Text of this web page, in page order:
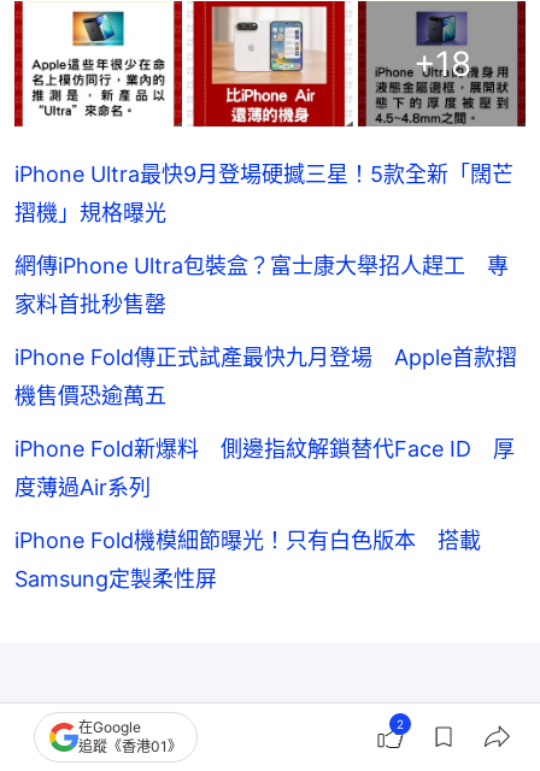
+18
iPhone Ultra最快9月登場硬撼三星！5款全新「闊芒
摺機」規格曝光
網傳iPhone Ultra包裝盒？富士康大舉招人趕工 專
家料首批秒售罄
iPhone Fold傳正式試產最快九月登場 Apple首款摺
機售價恐逾萬五
iPhone Fold新爆料 側邊指紋解鎖替代Face ID 厚
度薄過Air系列
iPhone Fold機模細節曝光！只有白色版本 搭載
Samsung定製柔性屏
在Google
追蹤《香港01》
2